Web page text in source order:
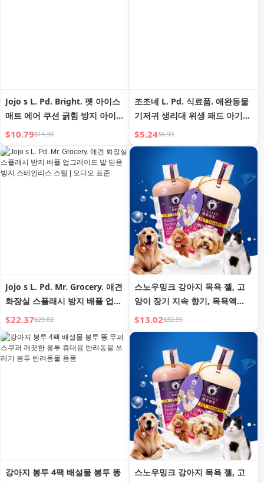
Jojo s L. Pd. Bright. 펫 아이스
매트 에어 쿠션 긁힘 방지 아이
스 매트 냉각 미끄럼 방지 | 밝은
..
$10.79$14.38
조조네 L. Pd. 식료품. 애완동물
기저귀 생리대 위생 패드 아기
기저귀 | Soldier Tip
$5.24$6.99
Jojo s L. Pd. Mr. Grocery. 애견
화장실 스플래시 방지 배플 업그
레이드 발 딛음 방지 스테인리스
스틸 | 오디오 표준
$22.37$29.82
스노우밍크 강아지 목욕 젤, 고
양이 장기 지속 향기, 목욕액
500ml
$13.02$32.95
강아지 봉투 4팩 배설물 봉투 똥
스노우밍크 강아지 목욕 젤, 고